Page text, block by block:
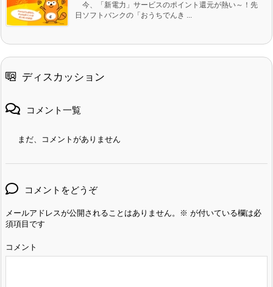
今、「新電力」サービスのポイント還元が熱い～！先
日ソフトバンクの「おうちでんき ...
ディスカッション
コメント一覧
まだ、コメントがありません
コメントをどうぞ
メールアドレスが公開されることはありません。 ※ が付いている欄は必
須項目です
コメント